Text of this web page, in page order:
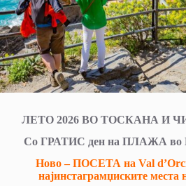
ЛЕТО 2026 ВО ТОСКАНА И
Со ГРАТИС ден на ПЛАЖА
Ново – ПОСЕТА на Val
најинстаграмџиските места